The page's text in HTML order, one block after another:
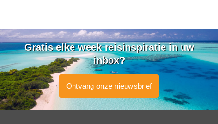
Gratis elke week reisinspiratie in uw
inbox?
Ontvang onze nieuwsbrief